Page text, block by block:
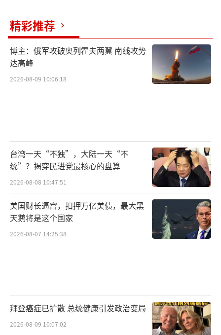
精彩推荐
博主：俄军攻破奥列霍夫两翼 南线攻势
达高峰
2026-08-09 10:06:18
台湾一天“不独”，大陆一天“不
统”？揭穿民进党最核心的盘算
2026-08-08 10:47:51
美国财长逼宫，扣押万亿美债，最大黑
天鹅将是这个国家
2026-08-07 14:25:38
拜登癌症已扩散 总统健康引发政治变局
2026-08-09 10:07:02